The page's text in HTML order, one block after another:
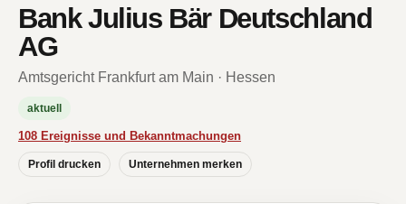
Bank Julius Bär Deutschland
AG
Amtsgericht Frankfurt am Main · Hessen
aktuell
108 Ereignisse und Bekanntmachungen
Profil drucken Unternehmen merken